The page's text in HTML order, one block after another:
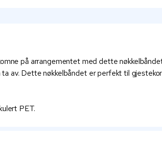
på arrangementet med dette
av. Dette nøkkelbåndet er perfekt til
PET.